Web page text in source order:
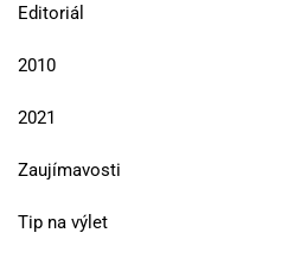
Editoriál
2010
2021
Zaujímavosti
Tip na výlet